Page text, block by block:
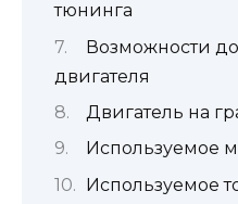
тюнинга
Возможности
двигателя
Двигатель на
Используемое
Используемое